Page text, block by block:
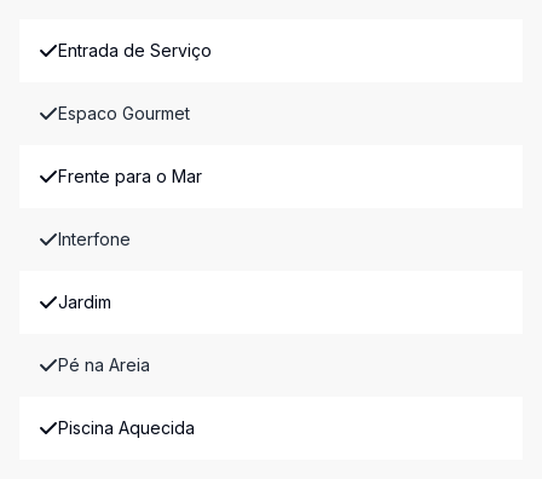
Entrada de Serviço
Espaco Gourmet
Frente para o Mar
Interfone
Jardim
Pé na Areia
Piscina Aquecida